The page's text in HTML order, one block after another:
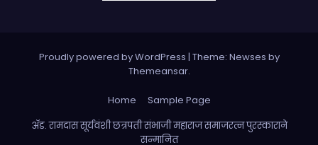
Proudly powered by WordPress | Theme: Newses by
Themeansar.
Home
Sample Page
ॲड. रामदास सूर्यवंशी छत्रपती संभाजी महाराज समाजरत्न पुरस्काराने
सन्मानित